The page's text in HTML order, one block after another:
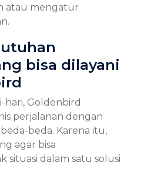
atau mengatur
bisa dilayani
hari, Goldenbird
perjalanan dengan
beda. Karena itu,
agar bisa
situasi dalam satu solusi